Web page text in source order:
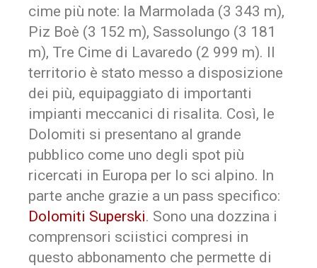
cime più note: la Marmolada (3 343 m),
Piz Boè (3 152 m), Sassolungo (3 181
m), Tre Cime di Lavaredo (2 999 m). Il
territorio è stato messo a disposizione
dei più, equipaggiato di importanti
impianti meccanici di risalita. Così, le
Dolomiti si presentano al grande
pubblico come uno degli spot più
ricercati in Europa per lo sci alpino. In
parte anche grazie a un pass specifico:
Dolomiti Superski. Sono una dozzina i
comprensori sciistici compresi in
questo abbonamento che permette di